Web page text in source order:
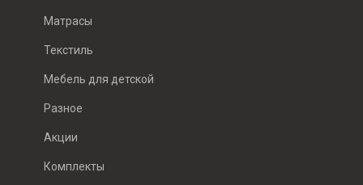
Матрасы
Текстиль
Мебель для детской
Разное
Акции
Комплекты